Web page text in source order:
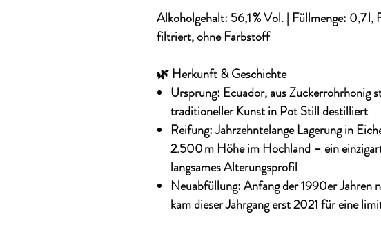
Alkoholgehalt: 56,1 % Vol. | Füllmenge: 0,7 l,
filtriert, ohne Farbstoff
🌿 Herkunft & Geschichte
Ursprung: Ecuador, aus Zuckerrohrhonig
traditioneller Kunst in Pot Still destilliert
Reifung: Jahrzehntelange Lagerung in
2.500 m Höhe im Hochland – ein
langsames Alterungsprofil
Neuabfüllung: Anfang der 1990er Jahren
kam dieser Jahrgang erst 2021 für eine